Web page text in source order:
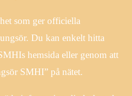
som ger officiella
Du kan enkelt hitta
hemsida eller genom att
SMHI” på nätet.